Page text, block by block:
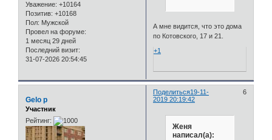
Уважение: +10164
Позитив: +10168
Пол: Мужской
Провел на форуме:
1 месяц 29 дней
Последний визит:
31-07-2026 20:54:45
А мне видится, что это дома
по Котовского, 17 и 21.
+1
Поделиться 6
19-11-
2019 20:19:42
Gelo p
Участник
Рейтинг:
Женя
написал(а):